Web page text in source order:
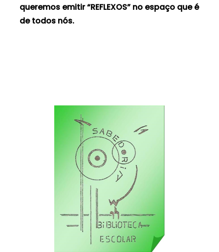
queremos emitir “REFLEXOS” no espaço que é
de todos nós.